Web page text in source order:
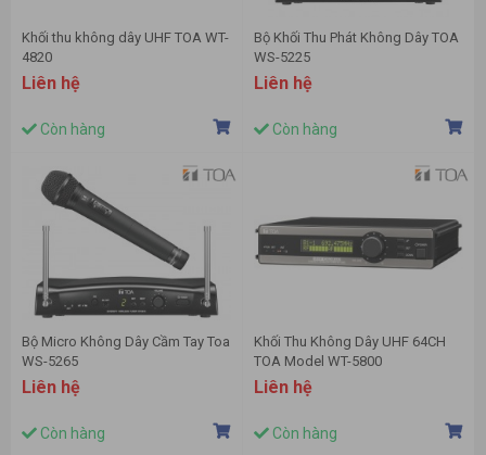
Khối thu không dây UHF TOA WT-
4820
Liên hệ
Còn hàng
Bộ Khối Thu Phát Không Dây TOA
WS-5225
Liên hệ
Còn hàng
Bộ Micro Không Dây Cầm Tay Toa
WS-5265
Liên hệ
Còn hàng
Khối Thu Không Dây UHF 64CH
TOA Model WT-5800
Liên hệ
Còn hàng